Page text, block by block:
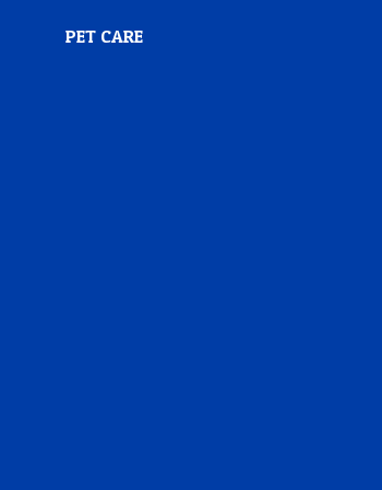
PET CARE